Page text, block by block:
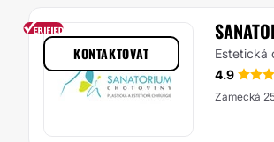
Estetická
4.9
Zámecká
KONTAKTOVAT